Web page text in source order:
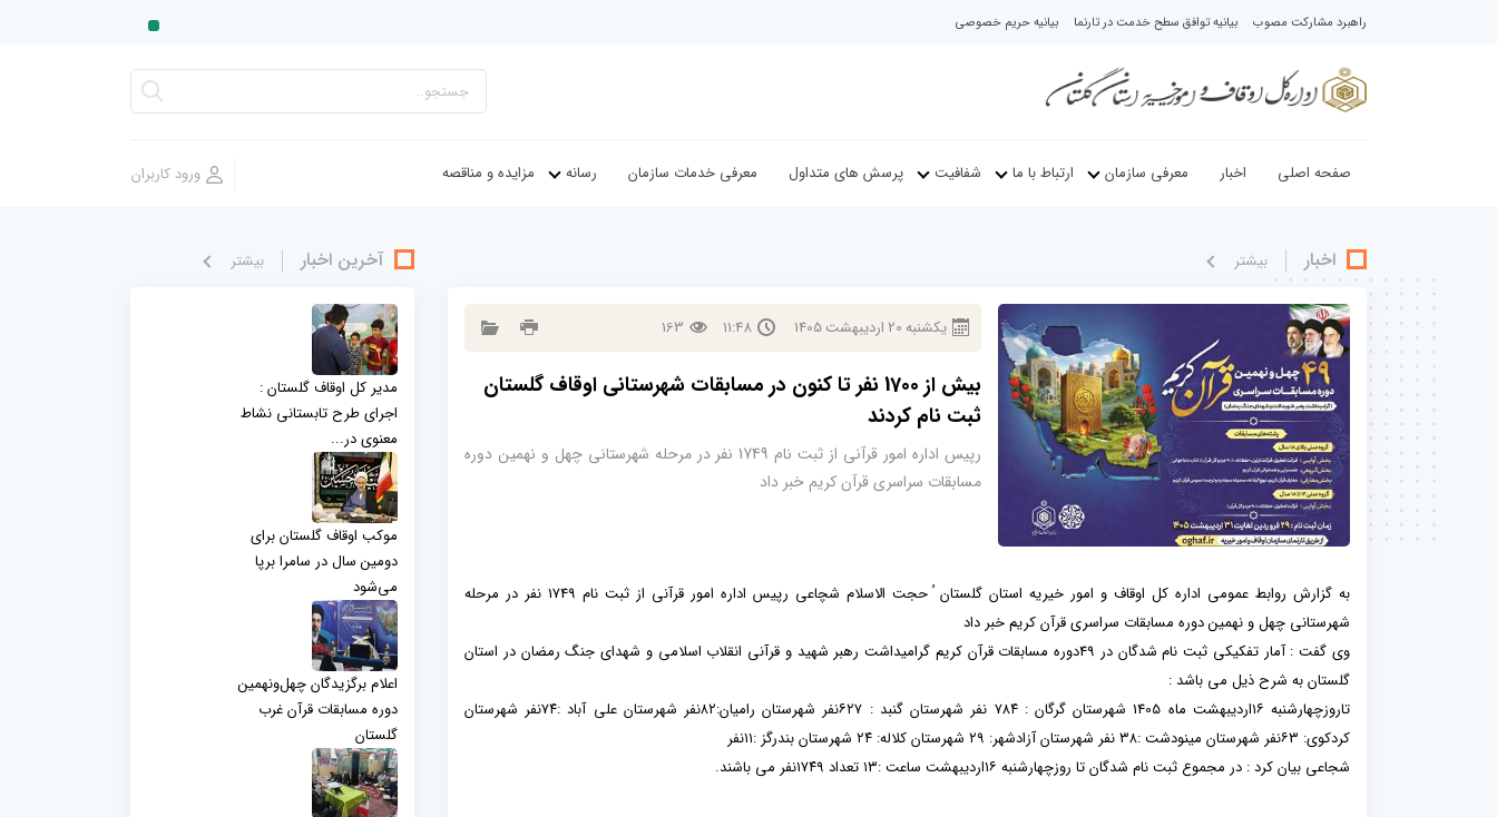
راهبرد مشارکت مصوب بیانیه توافق سطح خدمت در تارنما بیانیه حریم خصوصی
صفحه اصلی اخبار معرفی سازمان ارتباط با ما شفافیت پرسش های متداول معرفی خدمات سازمان رسانه مزایده و مناقصه
اخبار بيشتر
يكشنبه20 ارديبهشت 1405
11:48
163
بیش از 1700 نفر تا کنون در مسابقات شهرستانی اوقاف گلستان
ثبت نام کردند
رپیس اداره امور قرآنی از ثبت نام 1749 نفر در مرحله شهرستانی چهل و نهمین دوره
مسابقات سراسری قرآن کریم خبر داد
به گزارش روابط عمومی اداره کل اوقاف و امور خیریه استان گلستان ُ حجت الاسلام شچاعی رپیس اداره امور قرآنی از ثبت نام 1749 نفر در مرحله
شهرستانی چهل و نهمین دوره مسابقات سراسری قرآن کریم خبر داد
وی گفت : آمار تفکیکی ثبت نام شدگان در 49دوره مسابقات قرآن کریم گرامیداشت رهبر شهید و قرآنی انقلاب اسلامی و شهدای جنگ رمضان در استان
گلستان به شرح ذیل می باشد :
تاروزچهارشنبه ۱۶اردیبهشت ماه 1405 شهرستان گرگان : ۷۸۴ نفر شهرستان گنبد : ۶۲۷نفر شهرستان رامیان:۸۲نفر شهرستان علی آباد :۷۴نفر شهرستان
کردکوی: ۶۳نفر شهرستان مینودشت :۳۸ نفر شهرستان آزادشهر: ۲۹ شهرستان کلاله: ۲۴ شهرستان بندرگز :۱۱نفر
شجاعی بیان کرد : در مجموع ثبت نام شدگان تا روزچهارشنبه ۱۶اردیبهشت ساعت :۱۳ تعداد ۱۷۴۹نفر می باشند.
آخرین اخبار بيشتر
مدیر کل اوقاف گلستان :
اجرای طرح تابستانی نشاط
معنوی در...
موکب اوقاف گلستان برای
دومین سال در سامرا برپا
می‌شود
اعلام برگزیدگان چهل‌ونهمین
دوره مسابقات قرآن غرب
گلستان